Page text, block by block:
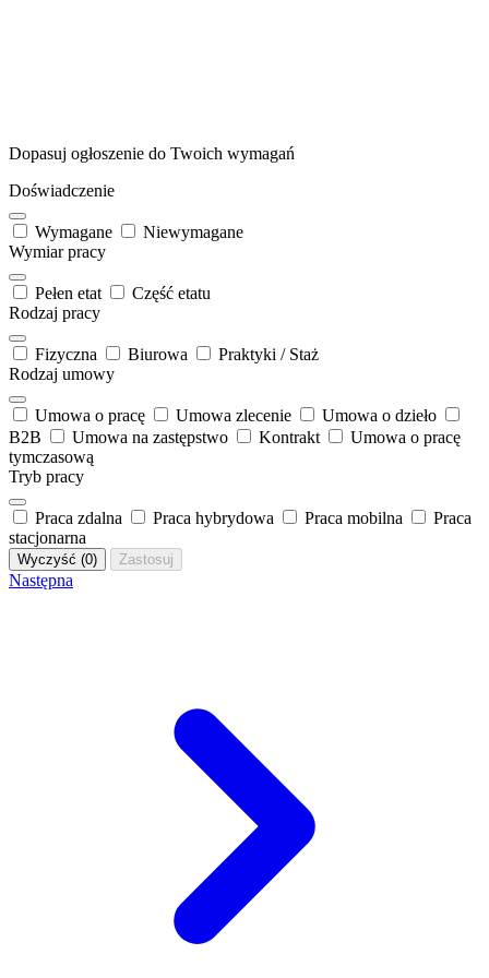
Dopasuj ogłoszenie do Twoich wymagań
Doświadczenie
Wymagane
Niewymagane
Wymiar pracy
Pełen etat
Część etatu
Rodzaj pracy
Fizyczna Biurowa
Praktyki / Staż
Rodzaj umowy
Umowa o pracę Umowa zlecenie
Umowa o dzieło
B2B
Umowa na zastępstwo Kontrakt
Umowa o pracę
tymczasową
Tryb pracy
Praca zdalna Praca hybrydowa Praca mobilna
Praca
stacjonarna
Wyczyść (0) Zastosuj
Następna